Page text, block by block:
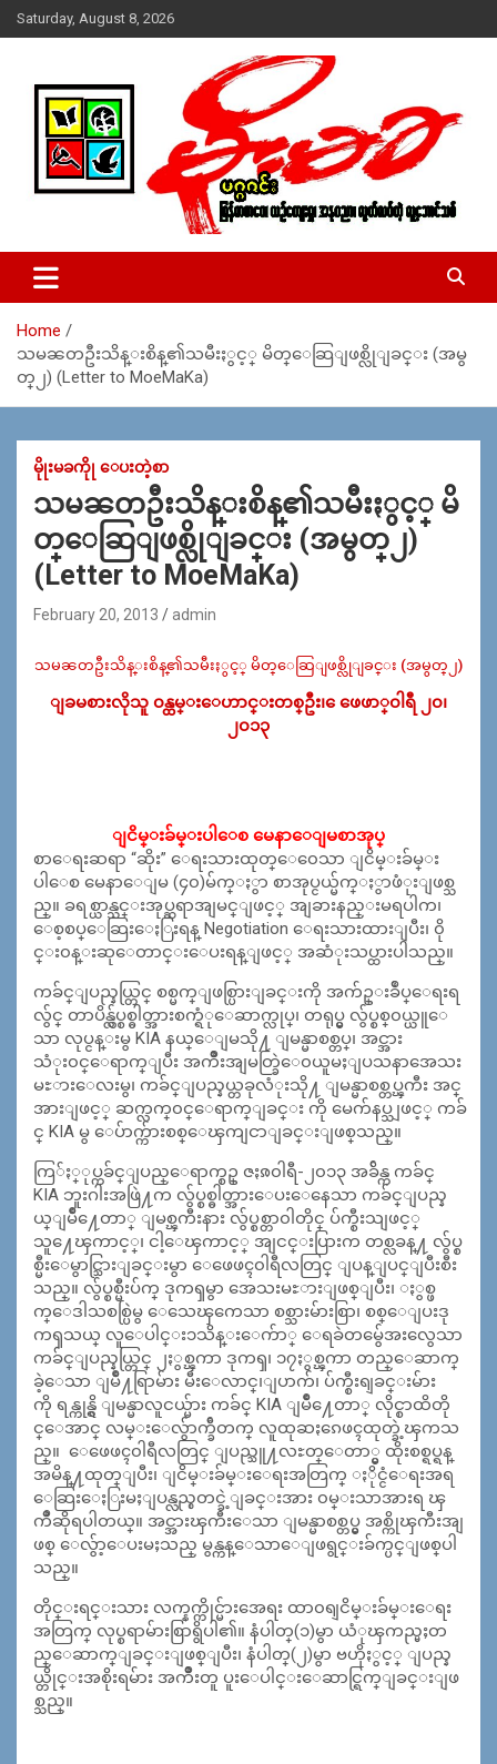
Skip
to
Saturday, August 8, 2026
MoeMaKa Burmese News &
Media
ယ္ေရး – အမွတ္ ၂၅၄၊ ပထပ္၊ လမ္း ၄၀၊ ေက်ာက္တံတား၊ ရန္ကုန္။
(ဖုုံး – ၀၉ ၂၅၂ ၂၄၉ ၀၉၄ ၊ ၀၉ ၄၂၁ ၇၄၃ ၇၅၃ ၊ ၀၉ ၅၀၄ ၁၀ ၅၈) ျ
ဇာေစ်းသစ္ ။ ၀၉ ၇၈၆၈၃၇ ၃၀၅ / ၀၉ ၉၆၃၆၉၉၈၃၄
Home
သမၼတဦးသိန္းစိန္၏သမီးႏွင့္ မိတ္ေဆြျဖစ္လိုျခင္း (အမွ
တ္၂) (Letter to MoeMaKa)
မိုုးမခကိုု ေပးတဲ့စာ
သမၼတဦးသိန္းစိန္၏သမီးႏွင့္ မိ
တ္ေဆြျဖစ္လိုျခင္း (အမွတ္၂)
(Letter to MoeMaKa)
February 20, 2013 admin
သမၼတဦးသိန္းစိန္၏သမီးႏွင့္ မိတ္ေဆြျဖစ္လိုျခင္း (အမွတ္၂)
ျခမစားလိုသူ ၀န္ထမ္းေဟာင္းတစ္ဦး၊ ေဖေဖာ္၀ါရီ ၂၀၊
၂၀၁၃
ျငိမ္းခ်မ္းပါေစ မေနာေျမစာအုပ္
စာေရးဆရာ “ဆိုး” ေရးသားထုတ္ေ၀ေသာ ျငိမ္းခ်မ္း
ပါေစ မေနာေျမ (၄၀)မ်က္ႏွာ စာအုပ္ငယ္မ်က္ႏွာဖံုးျဖစ္သ
ည္။ ခရစ္ယာန္သင္းအုပ္ဆရာအျမင္ျဖင့္ အျခားနည္းမရပါက၊
ေစ့စပ္ေဆြးေႏြးရန္ Negotiation ေရးသားထားျပီး၊ ၀ို
င္း၀န္းဆုေတာင္းေပးရန္ျဖင့္ အဆံုးသပ္ထားပါသည္။
ကခ်င္ျပည္နယ္တြင္ စစ္မက္ျဖစ္ပြားျခင္းကို အက်ဥ္းခ်ဳပ္ေရးရ
လွ်င္ တာပိန္လွ်ပ္စစ္ဓါတ္အားစက္ရံုေဆာက္လုပ္၊ တရုပ္မွ လွ်ပ္စစ္၀ယ္ယူေ
သာ လုပ္ငန္းမွ KIA နယ္ေျမသို႔ ျမန္မာစစ္တပ္၊ အင္အား
သံုး၀င္ေရာက္ျပီး အက်ိဳးအျမတ္ခြဲေ၀ယူမႈျပသနာအေသး
မႊားေလးမွ၊ ကခ်င္ျပည္နယ္တခုလံုးသို႔ ျမန္မာစစ္တပ္ၾကီး အင္
အားျဖင့္ ဆက္လက္၀င္ေရာက္ျခင္း ကို မေက်နပ္သျဖင့္ ကခ်
င္ KIA မွ ေပ်ာက္က်ားစစ္ေၾကျငာျခင္းျဖစ္သည္။
ကြ်ႏ္ုပ္ကခ်င္ျပည္ေရာက္စဥ္ ဇႏၷ၀ါရီ-၂၀၁၃ အခ်ိန္က ကခ်င္
KIA ဘူးဂါးအဖြဲ႔က လွ်ပ္စစ္ဓါတ္အားေပးေနေသာ ကခ်င္ျပည္န
ယ္ျမိဳ႔ေတာ္ ျမစ္ၾကီးနား လွ်ပ္စစ္တာ၀ါတိုင္ ပ်က္စီးသျဖင့္
သူ႔ေၾကာင့္၊ ငါ့ေၾကာင့္ အျငင္းပြားက တစ္လခန္႔ လွ်ပ္စ
စ္မီးေမွာင္သြားျခင္းမွာ ေဖေဖၚ၀ါရီလတြင္ ျပန္ျပင္ျပီးစီး
သည္။ လွ်ပ္စစ္မီးပ်က္ ဒုကၡမွာ အေသးမႊားျဖစ္ျပီး၊ ႏွစ္ဖ
က္ေဒါသစစ္ပြဲမွ ေသေၾကေသာ စစ္သားမ်ားစြာ၊ စစ္ေျပးဒု
ကၡသယ္ လူေပါင္း၁သိန္းေက်ာ္ ေရခဲတမွ်ေအးလွေသာ
ကခ်င္ျပည္နယ္တြင္ ၂ႏွစ္ၾကာ ဒုကၡ၊ ၁၇ႏွစ္ၾကာ တည္ေဆာက္
ခဲ့ေသာ ျမိဳ႔ရြာမ်ား မီးေလာင္၊ျပာက်၊ ပ်က္စီးရျခင္းမ်ား
ကို ရန္ကုန္ရွိ ျမန္မာလူငယ္မ်ား ကခ်င္ KIA ျမိဳ႔ေတာ္ လိုင္စာထိတို
င္ေအာင္ လမ္းေလွ်ာက္ခ်ီတက္ လူထုဆႏၵေဖၚထုတ္ခဲ့ၾကသ
ည္။ ေဖေဖၚ၀ါရီလတြင္ ျပည္သူ႔လႊတ္ေတာ္မွ ထိုးစစ္ရပ္ရန္
အမိန္႔ထုတ္ျပီး၊ ျငိမ္းခ်မ္းေရးအတြက္ ႏိုင္ငံေရးအရ
ေဆြးေႏြးမႈျပန္လည္စတင္ခဲ့ျခင္းအား ၀မ္းသာအားရ ၾ
ကိဳဆိုရပါတယ္။ အင္အားၾကီးေသာ ျမန္မာစစ္တပ္မွ အစ္ကိုၾကီးအျ
ဖစ္ ေလွ်ာ့ေပးမႈသည္ မွန္ကန္ေသာေျဖရွင္းခ်က္ပင္ျဖစ္ပါ
သည္။
တိုင္းရင္းသား လက္နက္ကိုင္မ်ားအေရး ထာ၀ရျငိမ္းခ်မ္းေရး
အတြက္ လုပ္စရာမ်ားစြာရွိပါ၏။ နံပါတ္(၁)မွာ ယံုၾကည္မႈတ
ည္ေဆာက္ျခင္းျဖစ္ျပီး၊ နံပါတ္(၂)မွာ ဗဟိုႏွင့္ ျပည္န
ယ္တိုင္းအစိုးရမ်ား အက်ိဳးတူ ပူးေပါင္းေဆာင္ရြက္ျခင္းျဖ
စ္သည္။